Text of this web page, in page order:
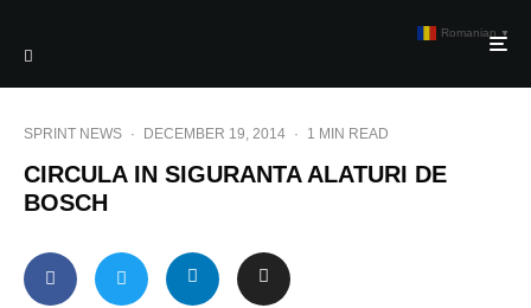
SPRINT NEWS · DECEMBER 19, 2014 · 1 MIN READ
CIRCULA IN SIGURANTA ALATURI DE
BOSCH
Romanian ▼